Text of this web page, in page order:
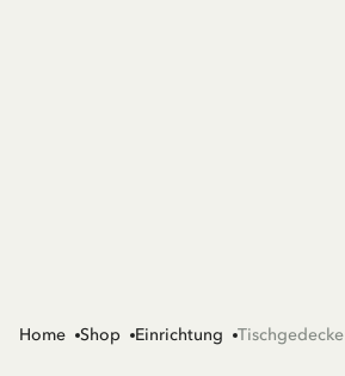
Home Shop Einrichtung Tischgedecke